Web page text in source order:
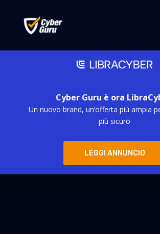
Cyber Guru è ora
Un nuovo brand, un’offerta più ampia
più sicuro
LEGGI ANNUNCIO